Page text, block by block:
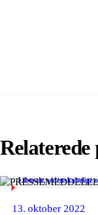
Relaterede
Liberale, videnskabelige
13. oktober 2022